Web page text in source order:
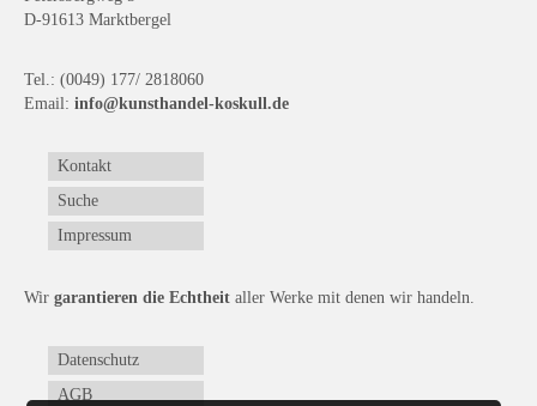
Autographen / Dokumente
Herkunft & Wirkungsstätte
Düsseldorfer Künstler
Fränkische Künstler
Pfälzer Künstler
D-91613 Marktbergel
Tel.: (0049) 177/ 2818060
Email: info@kunsthandel-koskull.de
Kontakt
Suche
Impressum
Wir garantieren die Echtheit aller Werke mit denen wir handeln.
Datenschutz
AGB